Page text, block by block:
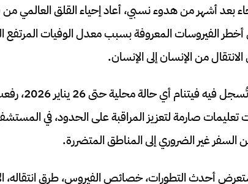
بعد أشهر من هدوء نسبي، أعاد إحياء القلق العالمي
من الإنسان إلى الإنسان.
في الوقت الذي
تعليمات صارمة لتعزيز المراقبة على الحدود، في
السفر غير الضروري إلى المناطق المتضررة.
أحدث التطورات، خصائص الفيروس، طرق انتقاله،